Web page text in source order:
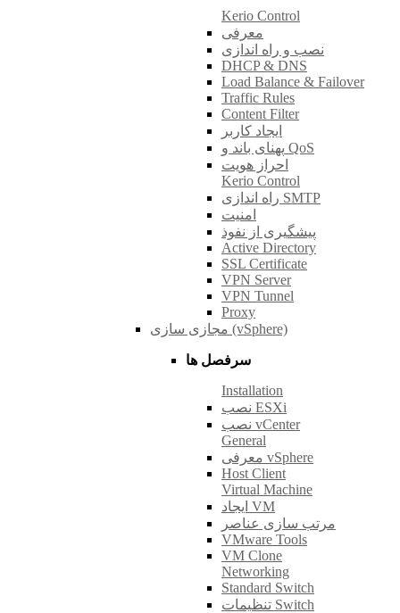
Kerio Control
معرفی
نصب و راه اندازی
DHCP & DNS
Load Balance & Failover
Traffic Rules
Content Filter
ایجاد کاربر
پهنای باند و QoS
احراز هویت
Kerio Control
راه اندازی SMTP
امنیت
پیشگیری از نفوذ
Active Directory
SSL Certificate
VPN Server
VPN Tunnel
Proxy
مجازی سازی (vSphere)
سرفصل ها
Installation
نصب ESXi
نصب vCenter
General
معرفی vSphere
Host Client
Virtual Machine
ایجاد VM
مرتب سازی عناصر
VMware Tools
VM Clone
Networking
Standard Switch
تنظیمات Switch